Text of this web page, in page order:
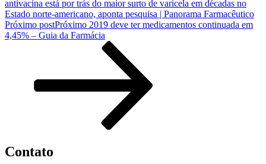
antivacina está por trás do maior surto de varicela em décadas no
Estado norte-americano, aponta pesquisa | Panorama Farmacêutico
Próximo postPróximo 2019 deve ter medicamentos continuada em
4,45% – Guia da Farmácia
Contato